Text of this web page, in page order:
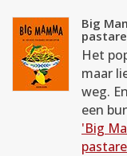
Big
Het
maar
weg.
een
'Big